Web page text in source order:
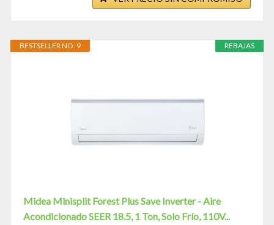
REBAJAS
BESTSELLER NO. 9
Midea Minisplit Forest Plus Save Inverter - Aire
Acondicionado SEER 18.5, 1 Ton, Solo Frío, 110V...